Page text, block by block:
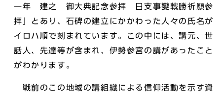
一年 建之 御大典記念参拝 日支事變戦勝祈願参
拝」とあり、石碑の建立にかかわった人々の氏名が
イロハ順で刻まれています。この中には、講元、世
話人、先達等が含まれ、伊勢参宮の講があったこと
がわかります。
戦前のこの地域の講組織による信仰活動を示す資